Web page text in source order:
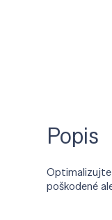
Popis
Optimalizujte
poškodené